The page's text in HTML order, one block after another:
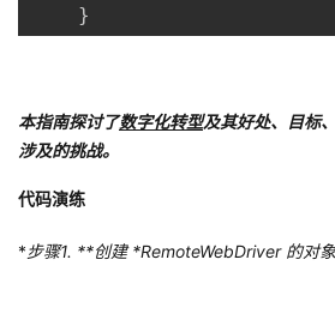
}
本指南探讨了数字化转型及其好处、目标
涉及的挑战。
代码演练
*步骤1. **创建 *RemoteWebDriver 的对象